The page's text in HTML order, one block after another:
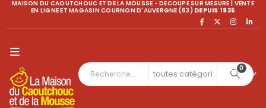
MAISON DU CAOUTCHOUC ET DE LA MOUSSE - DECOUPE SUR MESURE | VENTE
EN LIGNE ET MAGASIN COURNON D'AUVERGNE (63) DEPUIS 1935
0